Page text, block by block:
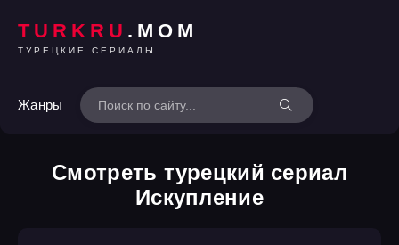
TURKRU .MOM
ТУРЕЦКИЕ СЕРИАЛЫ
Жанры
Смотреть турецкий сериал
Искупление